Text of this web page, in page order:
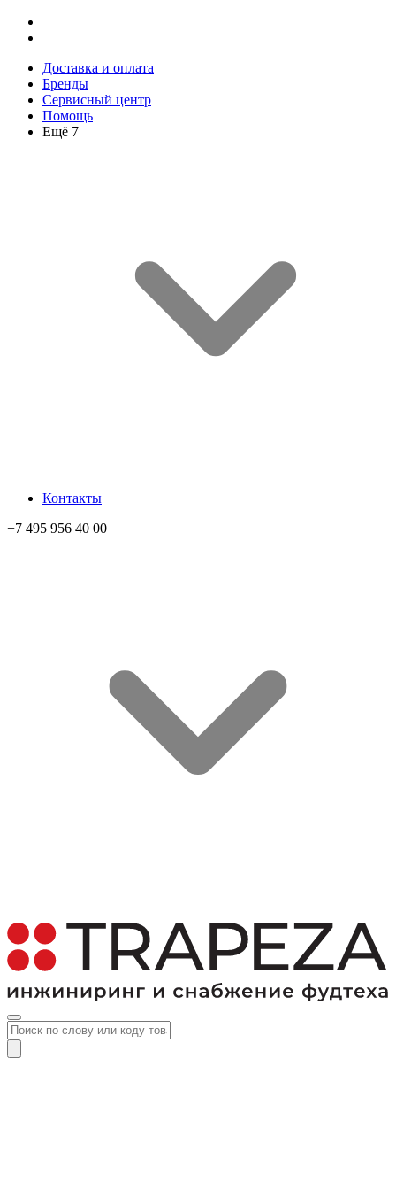
Доставка и оплата
Бренды
Сервисный центр
Помощь
Ещё 7
Контакты
+7 495 956 40 00